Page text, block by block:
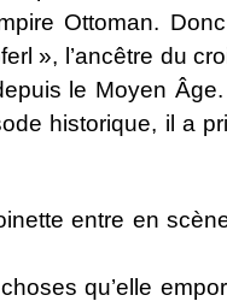
Ottoman.
», l’ancêtre du
le Moyen
historique, il a
entre en
qu’elle